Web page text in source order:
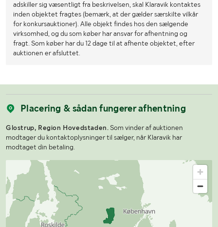
adskiller sig væsentligt fra beskrivelsen, skal Klaravik kontaktes
inden objektet fragtes (bemærk, at der gælder særskilte vilkår
for konkursauktioner). Alle objekt findes hos den sælgende
virksomhed, og du som køber har ansvar for afhentning og
fragt. Som køber har du 12 dage til at afhente objektet, efter
auktionen er afsluttet.
Placering & sådan fungerer afhentning
Glostrup, Region Hovedstaden. Som vinder af auktionen
modtager du kontaktoplysninger til sælger, når Klaravik har
modtaget din betaling.